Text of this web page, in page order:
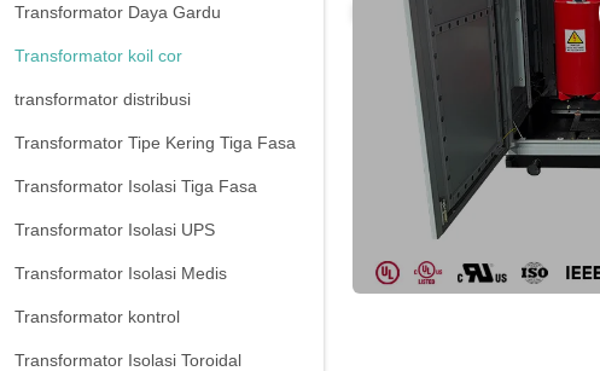
Transformator Daya Gardu
Transformator koil cor
transformator distribusi
Transformator Tipe Kering Tiga Fasa
Transformator Isolasi Tiga Fasa
Transformator Isolasi UPS
Transformator Isolasi Medis
Transformator kontrol
Transformator Isolasi Toroidal